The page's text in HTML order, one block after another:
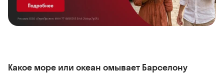
Какое море или океан омывает Барселону